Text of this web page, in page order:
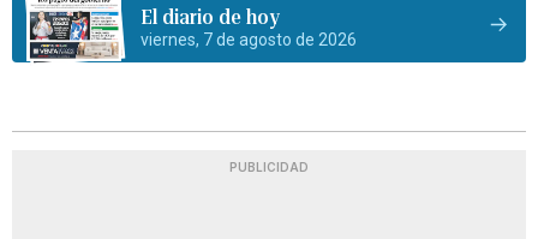
El diario de hoy
viernes, 7 de agosto de 2026
PUBLICIDAD